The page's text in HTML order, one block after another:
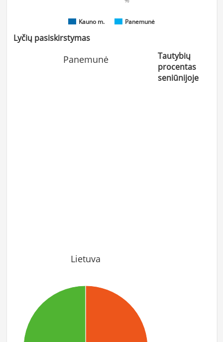
Kauno m. Panemunė
Lyčių pasiskirstymas
Panemunė
Lietuva
Tautybių
procentas
seniūnijoje